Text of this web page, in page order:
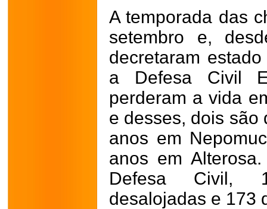
A temporada das
setembro e,
decretaram
a Defesa Civil
perderam a vida
e desses, dois são
anos em
anos em
Defesa Civil,
desalojadas e 173